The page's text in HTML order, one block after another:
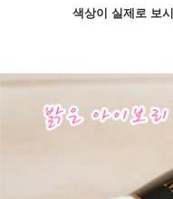
색상이 실제로 보